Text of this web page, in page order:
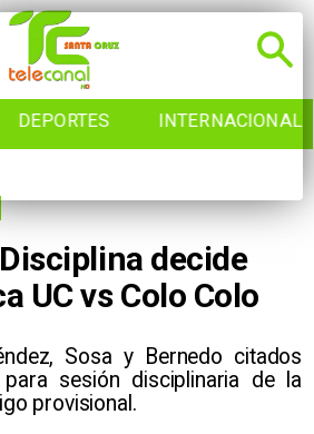
DEPORTES INTERNACIONAL
decide
UC vs Colo Colo
Sosa y Bernedo citados
sesión disciplinaria de la
provisional.